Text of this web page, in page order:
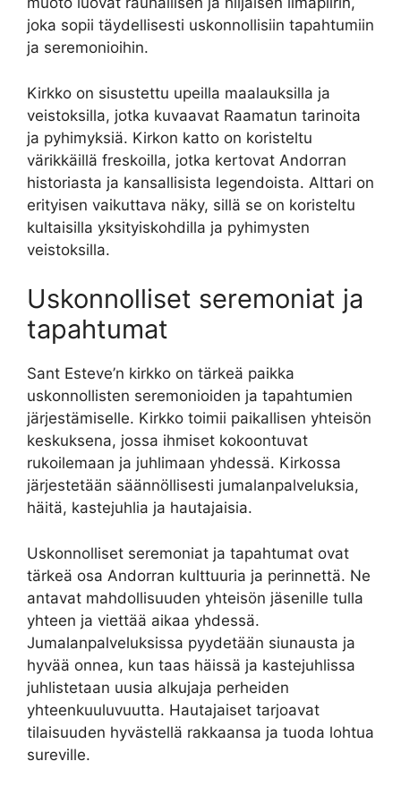
joka sopii täydellisesti uskonnollisiin tapahtumiin
ja seremonioihin.
Kirkko on sisustettu upeilla maalauksilla ja
veistoksilla, jotka kuvaavat Raamatun tarinoita
ja pyhimyksiä. Kirkon katto on koristeltu
värikkäillä freskoilla, jotka kertovat Andorran
historiasta ja kansallisista legendoista. Alttari on
erityisen vaikuttava näky, sillä se on koristeltu
kultaisilla yksityiskohdilla ja pyhimysten
veistoksilla.
Uskonnolliset seremoniat ja
tapahtumat
Sant Esteve’n kirkko on tärkeä paikka
uskonnollisten seremonioiden ja tapahtumien
järjestämiselle. Kirkko toimii paikallisen yhteisön
keskuksena, jossa ihmiset kokoontuvat
rukoilemaan ja juhlimaan yhdessä. Kirkossa
järjestetään säännöllisesti jumalanpalveluksia,
häitä, kastejuhlia ja hautajaisia.
Uskonnolliset seremoniat ja tapahtumat ovat
tärkeä osa Andorran kulttuuria ja perinnettä. Ne
antavat mahdollisuuden yhteisön jäsenille tulla
yhteen ja viettää aikaa yhdessä.
Jumalanpalveluksissa pyydetään siunausta ja
hyvää onnea, kun taas häissä ja kastejuhlissa
juhlistetaan uusia alkujaja perheiden
yhteenkuuluvuutta. Hautajaiset tarjoavat
tilaisuuden hyvästellä rakkaansa ja tuoda lohtua
sureville.